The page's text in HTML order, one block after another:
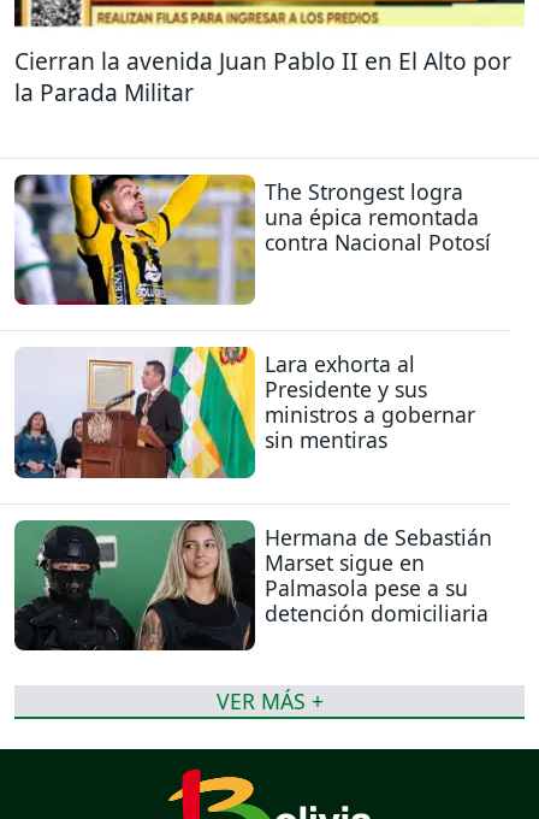
Cierran la avenida Juan Pablo II en El Alto por
la Parada Militar
The Strongest logra
una épica remontada
contra Nacional Potosí
Lara exhorta al
Presidente y sus
ministros a gobernar
sin mentiras
Hermana de Sebastián
Marset sigue en
Palmasola pese a su
detención domiciliaria
VER MÁS +